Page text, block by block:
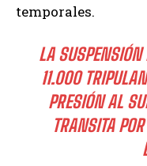
temporales.
LA
11.000
PRESIÓN AL
TRANSITA